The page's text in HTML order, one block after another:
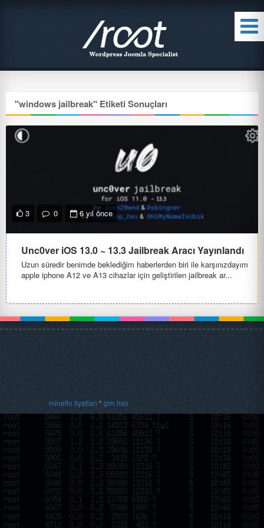
"windows jailbreak" Etiketi Sonuçları
3 0 6 yıl önce
Unc0ver iOS 13.0 ~ 13.3 Jailbreak Aracı Yayınlandı
Uzun süredir benimde beklediğim haberlerden biri ile karşınızdayım
apple iphone A12 ve A13 cihazlar için geliştirilen jailbreak ar...
mineflo fiyatları * çim halı